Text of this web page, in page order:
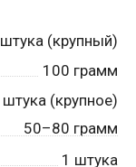
штука (крупный)
100 грамм
штука (крупное)
50–80 грамм
1 штука